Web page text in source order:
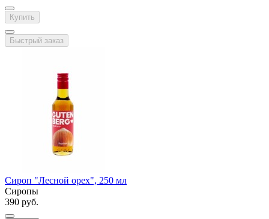
Купить
Быстрый заказ
Сироп "Лесной орех", 250 мл
Сиропы
390 руб.